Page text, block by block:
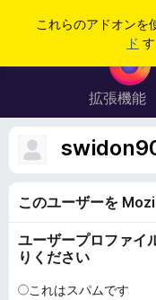
これらのアドオンを
ド
拡張機能
このユーザーを
ユーザープロファイ
りください
これはスパムです